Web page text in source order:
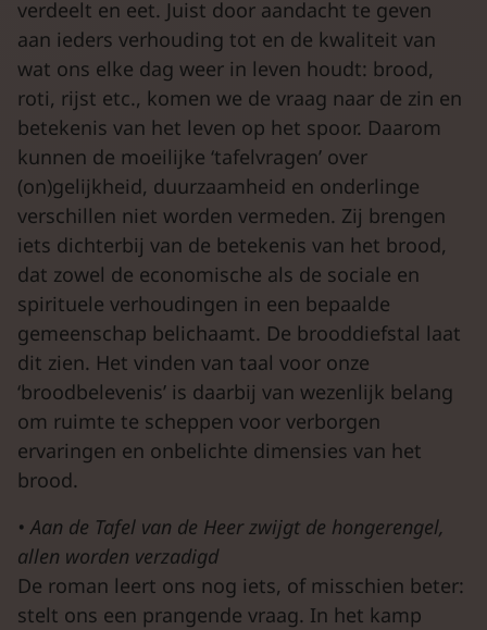
verdeelt en eet. Juist door aandacht te geven
aan ieders verhouding tot en de kwaliteit van
wat ons elke dag weer in leven houdt: brood,
roti, rijst etc., komen we de vraag naar de zin en
betekenis van het leven op het spoor. Daarom
kunnen de moeilijke ‘tafelvragen’ over
(on)gelijkheid, duurzaamheid en onderlinge
verschillen niet worden vermeden. Zij brengen
iets dichterbij van de betekenis van het brood,
dat zowel de economische als de sociale en
spirituele verhoudingen in een bepaalde
gemeenschap belichaamt. De brooddiefstal laat
dit zien. Het vinden van taal voor onze
‘broodbelevenis’ is daarbij van wezenlijk belang
om ruimte te scheppen voor verborgen
ervaringen en onbelichte dimensies van het
brood.
• Aan de Tafel van de Heer zwijgt de hongerengel,
allen worden verzadigd
De roman leert ons nog iets, of misschien beter:
stelt ons een prangende vraag. In het kamp